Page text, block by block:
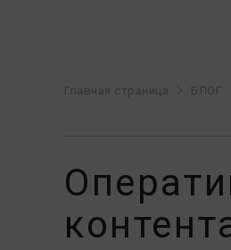
Главная страница БЛОГ